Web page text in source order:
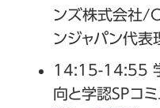
ンズ株式会社/
ンジャパン代表
14:15-14:55
向と学認SPコ